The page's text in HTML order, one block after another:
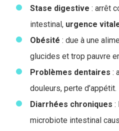
Stase digestive : arrêt
intestinal, urgence
Obésité : due à une
glucides et trop pauvre
Problèmes dentaires :
douleurs, perte d’appétit.
Diarrhées chroniques :
microbiote intestinal